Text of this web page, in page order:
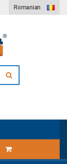
Romanian